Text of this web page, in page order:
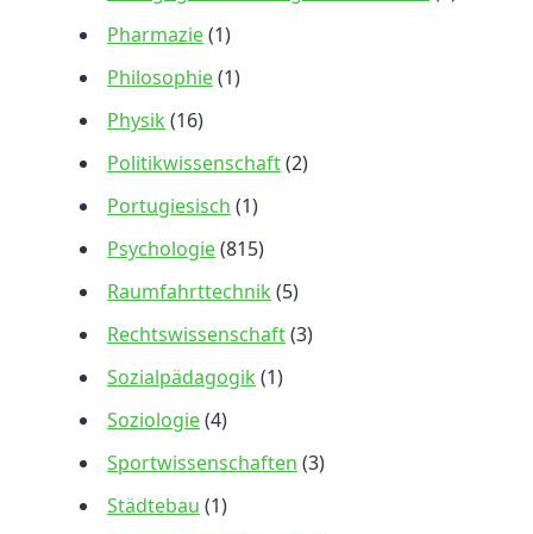
Pharmazie(1)
Philosophie(1)
Physik (16)
Politikwissenschaft(2)
Portugiesisch (1)
Psychologie(815)
Raumfahrttechnik (5)
Rechtswissenschaft(3)
Sozialpädagogik (1)
Soziologie(4)
Sportwissenschaften (3)
Städtebau (1)